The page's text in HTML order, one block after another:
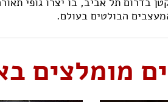
הבולטים בעולם.
מומלצים